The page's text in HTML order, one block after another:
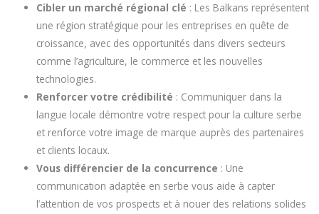
Cibler un marché régional clé : Les Balkans représentent
une région stratégique pour les entreprises en quête de
croissance, avec des opportunités dans divers secteurs
comme l’agriculture, le commerce et les nouvelles
technologies.
Renforcer votre crédibilité : Communiquer dans la
langue locale démontre votre respect pour la culture serbe
et renforce votre image de marque auprès des partenaires
et clients locaux.
Vous différencier de la concurrence : Une
communication adaptée en serbe vous aide à capter
l’attention de vos prospects et à nouer des relations solides